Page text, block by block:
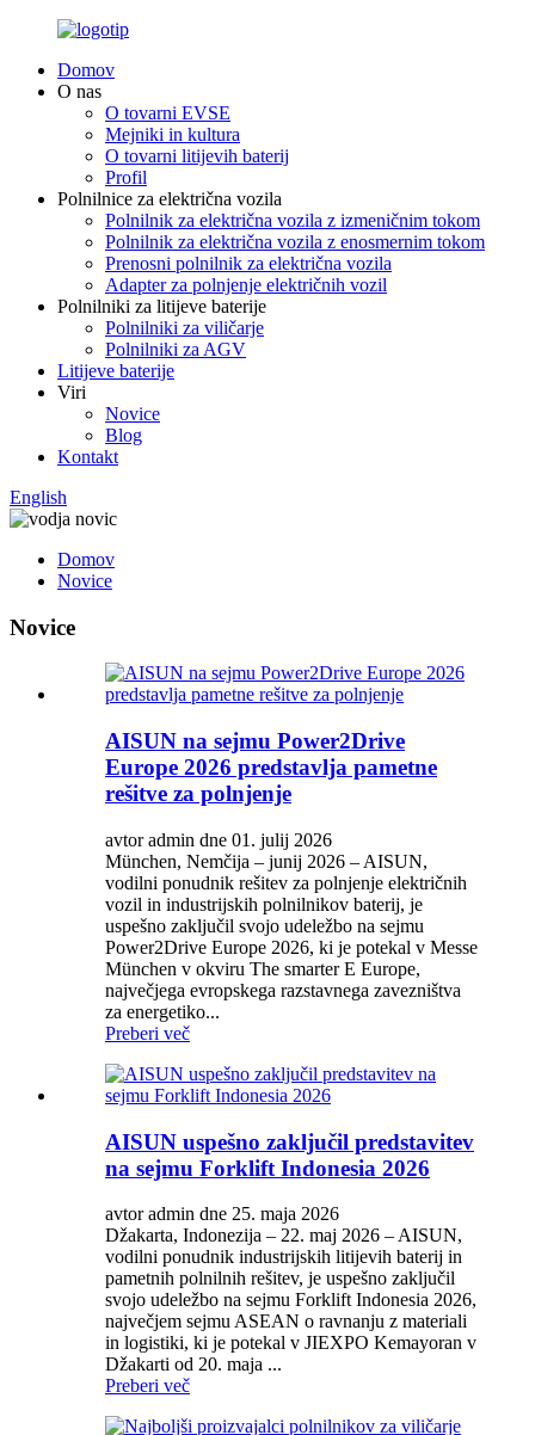
Domov
O nas
O tovarni EVSE
Mejniki in kultura
O tovarni litijevih baterij
Profil
Polnilnice za električna vozila
Polnilnik za električna vozila z izmeničnim tokom
Polnilnik za električna vozila z enosmernim tokom
Prenosni polnilnik za električna vozila
Adapter za polnjenje električnih vozil
Polnilniki za litijeve baterije
Polnilniki za viličarje
Polnilniki za AGV
Litijeve baterije
Viri
Novice
Blog
Kontakt
English
Domov
Novice
Novice
AISUN na sejmu Power2Drive
Europe 2026 predstavlja pametne
rešitve za polnjenje
avtor admin dne 01. julij 2026
München, Nemčija – junij 2026 – AISUN,
vodilni ponudnik rešitev za polnjenje električnih
vozil in industrijskih polnilnikov baterij, je
uspešno zaključil svojo udeležbo na sejmu
Power2Drive Europe 2026, ki je potekal v Messe
München v okviru The smarter E Europe,
največjega evropskega razstavnega zavezništva
za energetiko...
Preberi več
AISUN uspešno zaključil predstavitev
na sejmu Forklift Indonesia 2026
avtor admin dne 25. maja 2026
Džakarta, Indonezija – 22. maj 2026 – AISUN,
vodilni ponudnik industrijskih litijevih baterij in
pametnih polnilnih rešitev, je uspešno zaključil
svojo udeležbo na sejmu Forklift Indonesia 2026,
največjem sejmu ASEAN o ravnanju z materiali
in logistiki, ki je potekal v JIEXPO Kemayoran v
Džakarti od 20. maja ...
Preberi več